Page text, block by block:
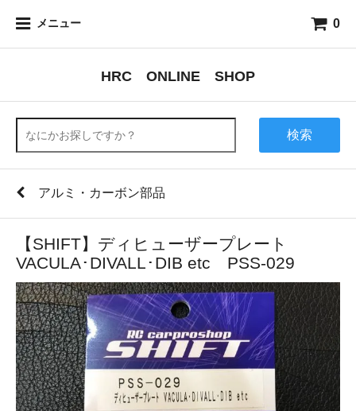
メニュー 0
HRC ONLINE SHOP
検索
アルミ・カーボン部品
【SHIFT】ディヒューザープレート
VACULA･DIVALL･DIB etc PSS-029